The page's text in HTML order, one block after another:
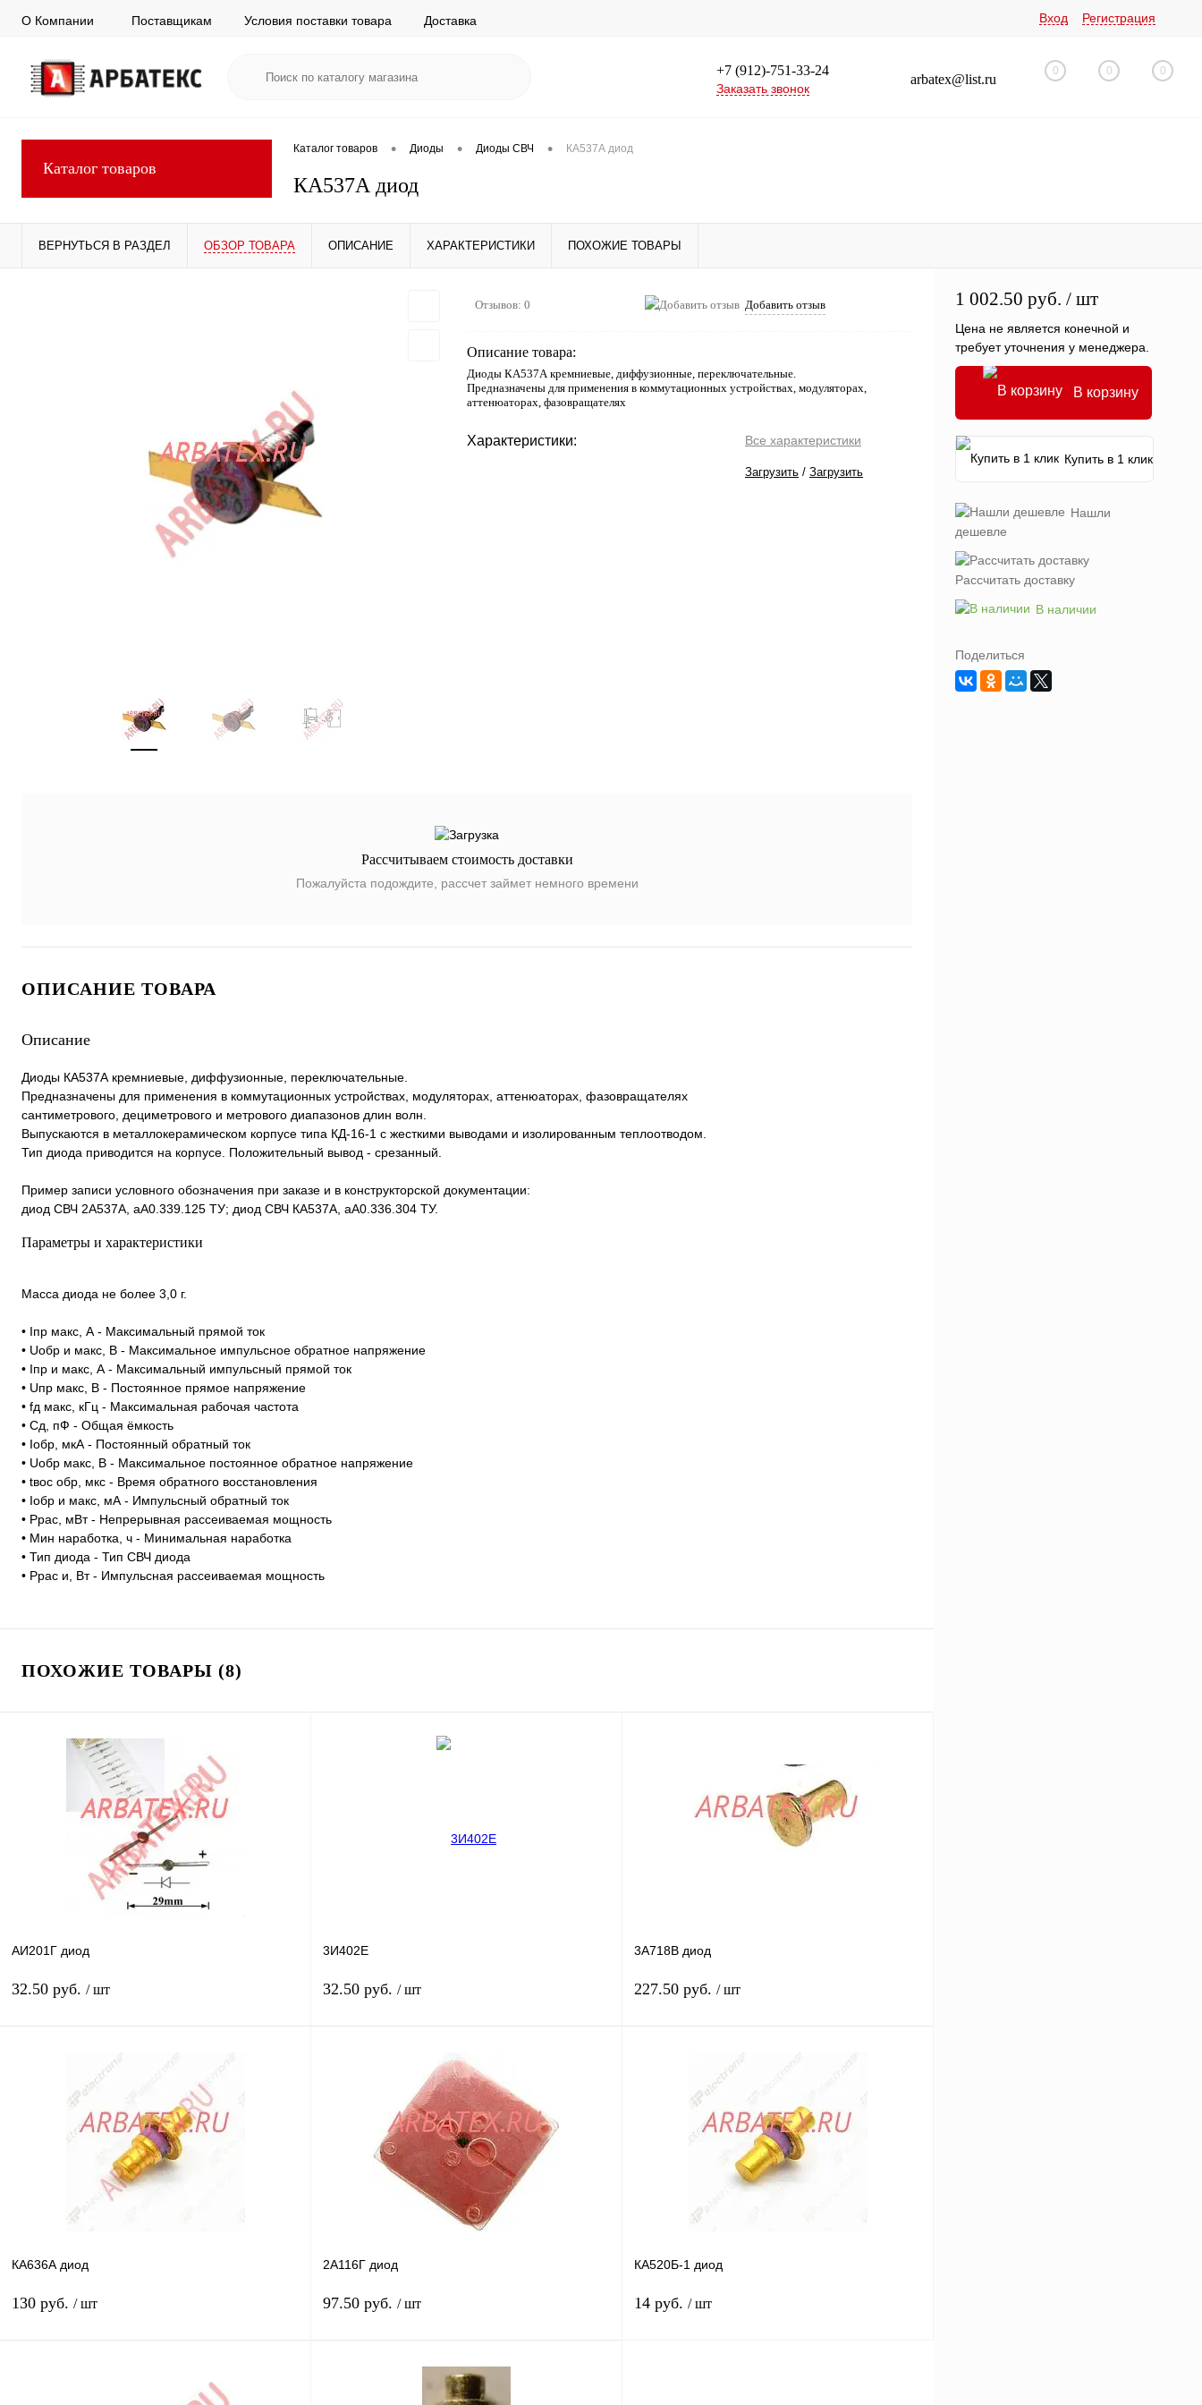
О Компании Поставщикам Условия поставки товара Доставка Вход Регистрация
+7 (912)-751-33-24
Заказать звонок
arbatex@list.ru
0 0 0
Каталог товаров
Каталог товаров • Диоды • Диоды СВЧ • КА537А диод
КА537А диод
ВЕРНУТЬСЯ В РАЗДЕЛ ОБЗОР ТОВАРА ОПИСАНИЕ ХАРАКТЕРИСТИКИ ПОХОЖИЕ ТОВАРЫ
Отзывов: 0 Добавить отзыв
Описание товара:
Диоды КА537А кремниевые, диффузионные, переключательные.
Предназначены для применения в коммутационных устройствах, модуляторах,
аттенюаторах, фазовращателях
Характеристики: Все характеристики
Загрузить / Загрузить
Рассчитываем стоимость доставки
Пожалуйста подождите, рассчет займет немного времени
ОПИСАНИЕ ТОВАРА
Описание
Диоды КА537А кремниевые, диффузионные, переключательные.
Предназначены для применения в коммутационных устройствах, модуляторах, аттенюаторах, фазовращателях
сантиметрового, дециметрового и метрового диапазонов длин волн.
Выпускаются в металлокерамическом корпусе типа КД-16-1 с жесткими выводами и изолированным теплоотводом.
Тип диода приводится на корпусе. Положительный вывод - срезанный.
Пример записи условного обозначения при заказе и в конструкторской документации:
диод СВЧ 2А537А, аА0.339.125 ТУ; диод СВЧ КА537А, аА0.336.304 ТУ.
Параметры и характеристики
Масса диода не более 3,0 г.
• Iпр макс, А - Максимальный прямой ток
• Uобр и макс, В - Максимальное импульсное обратное напряжение
• Iпр и макс, А - Максимальный импульсный прямой ток
• Uпр макс, В - Постоянное прямое напряжение
• fд макс, кГц - Максимальная рабочая частота
• Сд, пФ - Общая ёмкость
• Ioбp, мкА - Постоянный обратный ток
• Uoбp макс, В - Максимальное постоянное обратное напряжение
• tвoc обр, мкс - Время обратного восстановления
• Ioбp и макс, мА - Импульсный обратный ток
• Pрас, мВт - Непрерывная рассеиваемая мощность
• Мин наработка, ч - Минимальная наработка
• Тип диода - Тип СВЧ диода
• Pрас и, Вт - Импульсная рассеиваемая мощность
ПОХОЖИЕ ТОВАРЫ (8)
АИ201Г диод
32.50 руб. / шт
В корзину
Купить в 1 клик Сравнение
наличии
3И402Е
32.50 руб. / шт
Купить в 1 клик Сравнение
В избранное
наличии
3А718В диод
227.50 руб. / шт
В корзину
Купить в 1 клик Сравнение
В избранное
наличии
КА636А диод
130 руб. / шт
2А116Г диод
97.50 руб. / шт
В корзину
КА520Б-1 диод
14 руб. / шт
1 002.50 руб. / шт
Цена не является конечной и
требует уточнения у менеджера.
В корзину
Купить в 1 клик
Нашли
дешевле
Рассчитать доставку
В наличии
Поделиться